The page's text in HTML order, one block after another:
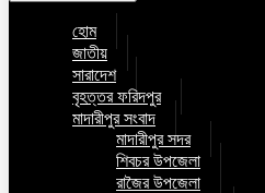
হোম
জাতীয়
সারাদেশ
বৃহত্তর ফরিদপুর
মাদারীপুর সংবাদ
মাদারীপুর সদর
শিবচর উপজেলা
রাজৈর উপজেলা